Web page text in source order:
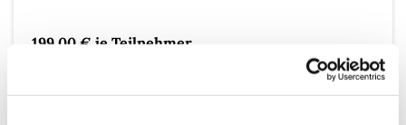
199,00 € je Teilnehmer